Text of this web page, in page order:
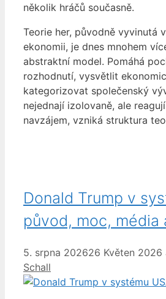
několik hráčů současně.
Teorie her, původně vyvinutá
ekonomii, je dnes mnohem
abstraktní model. Pomáhá
rozhodnutí, vysvětlit
kategorizovat společenský
nejednají izolovaně, ale
navzájem, vzniká struktura
Donald Trump v
původ, moc, média
5. srpna 202626 Květen 2026
Schall